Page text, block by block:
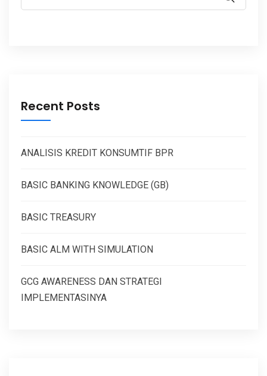
Recent Posts
ANALISIS KREDIT KONSUMTIF BPR
BASIC BANKING KNOWLEDGE (GB)
BASIC TREASURY
BASIC ALM WITH SIMULATION
GCG AWARENESS DAN STRATEGI
IMPLEMENTASINYA